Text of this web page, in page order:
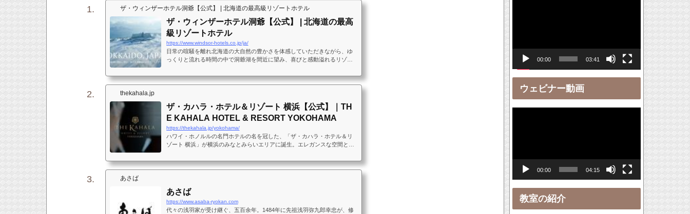
ザ・ウィンザーホテル洞爺【公式】 | 北海道の最高級リゾートホテル
ザ・ウィンザーホテル洞爺【公式】 | 北海道の最高
級リゾートホテル
https://www.windsor-hotels.co.jp/ja/
日常の喧騒を離れ北海道の大自然の豊かさを体感していただきながら、ゆ
っくりと流れる時間の中で洞爺湖を間近に望み、喜びと感動溢れるリゾー
るリゾートホテルライフを、ここ北海道洞爺の地からオンリーワンのサー
ビスとしてご提案します。JR洞爺駅から無料シャトルバスでご案内しま
thekahala.jp
ザ・カハラ・ホテル＆リゾート 横浜【公式】｜TH
E KAHALA HOTEL & RESORT YOKOHAMA
https://thekahala.jp/yokohama/
ハワイ・ホノルルの名門ホテルの名を冠した、「ザ・カハラ・ホテル＆リ
ゾート 横浜」が横浜のみなとみらいエリアに誕生。エレガンスな空間と上
出します。
あさば
あさば
https://www.asaba-ryokan.com
代々の浅羽家が受け継ぐ、五百余年。1484年に先祖浅羽弥九郎幸忠が、修
レ
ヤ
00:00 03:41
ウェビナー動画
レ
ヤ
ー
00:00 04:15
教室の紹介